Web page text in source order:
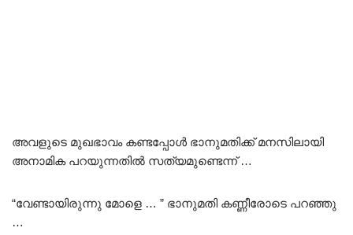
അവളുടെ മുഖഭാവം കണ്ടപ്പോൾ ഭാനുമതിക്ക് മനസിലായി
അനാമിക പറയുന്നതിൽ സത്യമുണ്ടെന്ന് …
“വേണ്ടായിരുന്നു മോളെ … ” ഭാനുമതി കണ്ണീരോടെ പറഞ്ഞു
…